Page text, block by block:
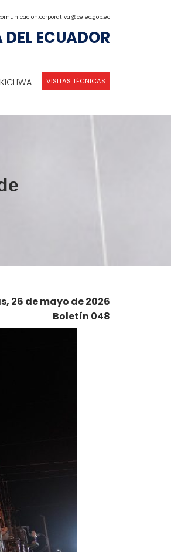
ECUADOR
KICHWA VISITAS TÉCNICAS
26 de mayo de 2026
Boletín 048